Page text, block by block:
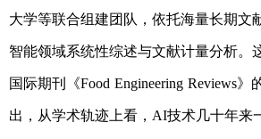
大学等联合组建团队，依托海量长期文
智能领域系统性综述与文献计量分析。
国际期刊《Food Engineering Reviews
出，从学术轨迹上看，AI技术几十年来